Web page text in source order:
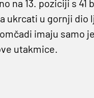
na 13. poziciji s 41
ukrcati u gornji dio
imaju samo
utakmice.